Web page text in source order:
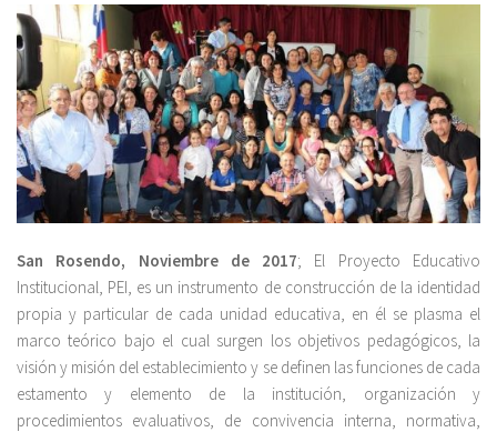
San Rosendo, Noviembre de 2017; El Proyecto Educativo
Institucional, PEI, es un instrumento de construcción de la identidad
propia y particular de cada unidad educativa, en él se plasma el
marco teórico bajo el cual surgen los objetivos pedagógicos, la
visión y misión del establecimiento y se definen las funciones de cada
estamento y elemento de la institución, organización y
procedimientos evaluativos, de convivencia interna, normativa,